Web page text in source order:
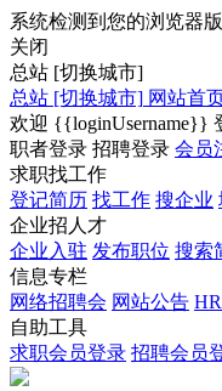
系统检测到您的浏览器
关闭
总站 [切换城市]
总站 [切换城市] 网站首
欢迎 {{loginUsername}}
职者登录 招聘登录 会员
求职找工作
登记简历 找工作 搜企业
企业招人才
企业入驻 发布职位 搜索
信息专栏
网络招聘会 网站公告
自助工具
求职会员登录 招聘会员